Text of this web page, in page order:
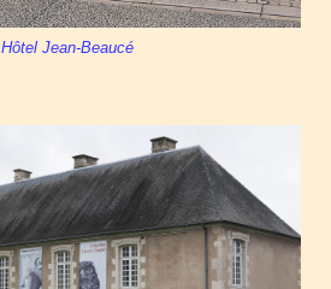
Hôtel Jean-Beaucé